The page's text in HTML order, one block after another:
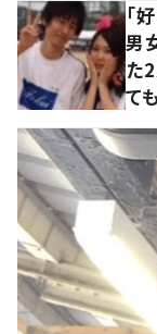
「
男
た
て